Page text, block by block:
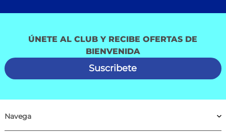
ÚNETE AL CLUB Y RECIBE OFERTAS DE
BIENVENIDA
Suscribete
Navega